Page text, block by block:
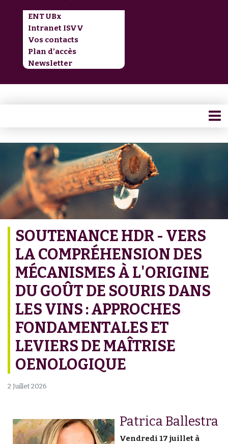
ENT UBx
Intranet ISVV
Vos contacts
Plan d’accès
Newsletter
SOUTENANCE HDR - VERS
LA COMPRÉHENSION DES
MÉCANISMES À L'ORIGINE
DU GOÛT DE SOURIS DANS
LES VINS : APPROCHES
FONDAMENTALES ET
LEVIERS DE MAÎTRISE
OENOLOGIQUE
2 Juillet 2026
Patrica Ballestra
Vendredi 17 juillet à